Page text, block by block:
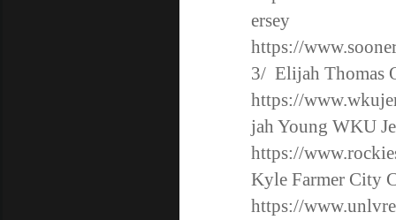
ersey
https://
3/Elijah Thomas
https://
jah Young WKU
https://
Kyle Farmer City
https://